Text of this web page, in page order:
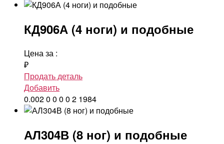
КД906А (4 ноги) и подобные
Цена за :
₽
Продать деталь
Добавить
0.0020 0 0 0 2 1984
АЛ304В (8 ног) и подобные